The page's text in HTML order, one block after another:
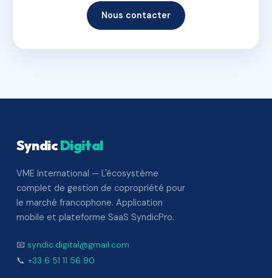
Nous contacter
SyndicDigital
VME International — L'écosystème
complet de gestion de copropriété pour
le marché francophone. Application
mobile et plateforme SaaS SyndicPro.
📧 syndic.digital@gmail.com
📞 +33 6 51 11 56 90